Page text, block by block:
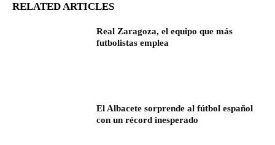
RELATED ARTICLES
Real Zaragoza, el equipo que más
futbolistas emplea
El Albacete sorprende al fútbol español
con un récord inesperado